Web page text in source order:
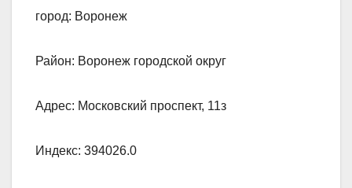
город: Воронеж
Район: Воронеж городской округ
Адрес: Московский проспект, 11з
Индекс: 394026.0